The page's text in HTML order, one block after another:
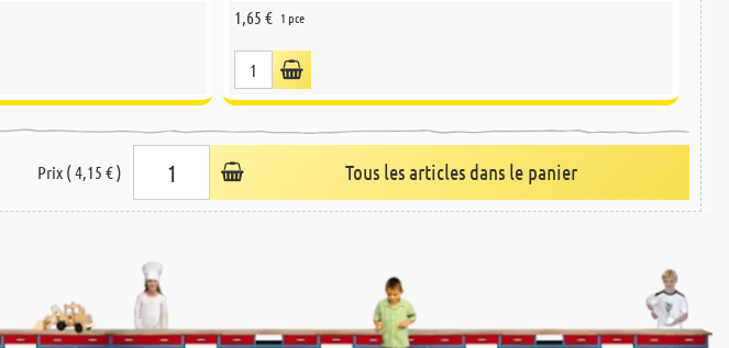
1,65 € 1 pce
Prix ( 4,15 € ) Tous les articles dans le panier